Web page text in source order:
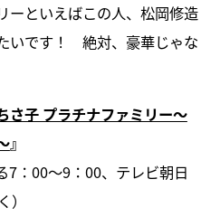
ーといえばこの人、松岡修造
いです！ 絶対、豪華じゃな
さ子 プラチナファミリー～
』
7：00～9：00、テレビ朝日